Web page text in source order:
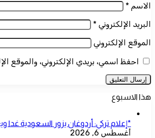
الاسم *
البريد الإلكتروني *
الموقع الإلكتروني
احفظ اسمي، بريدي الإلكتروني، والموقع
هذا الاسبوع
*إعلام تركي: أردوغان يزور السعودية
أغسطس 6, 2026